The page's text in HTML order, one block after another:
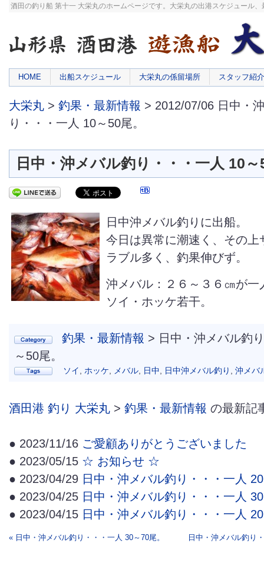
酒田の釣り船 第十一 大栄丸のホームページです。大栄丸の出港スケジュール
HOME 出船スケジュール 大栄丸の係留場所 スタッフ紹介
大栄丸 > 釣果・最新情報 > 2012/07/06 日中・
り・・・一人 10～50尾。
日中・沖メバル釣り・・・一人 10～
日中沖メバル釣りに出船。
今日は異常に潮速く、その上
ラブル多く、釣果伸びず。
沖メバル：２６～３６㎝が一
ソイ・ホッケ若干。
釣果・最新情報 > 日中・沖メバル釣
～50尾。
ソイ ホッケ メバル 日中 日中沖メバル釣り 沖メバ
酒田港 釣り 大栄丸 > 釣果・最新情報 の最新記
● 2023/11/16 ご愛顧ありがとうございました
● 2023/05/15 ☆ お知らせ ☆
● 2023/04/29 日中・沖メバル釣り・・・一人
● 2023/04/25 日中・沖メバル釣り・・・一人
● 2023/04/15 日中・沖メバル釣り・・・一人
« 日中・沖メバル釣り・・・一人 30～70尾。 日中・沖メバル釣り